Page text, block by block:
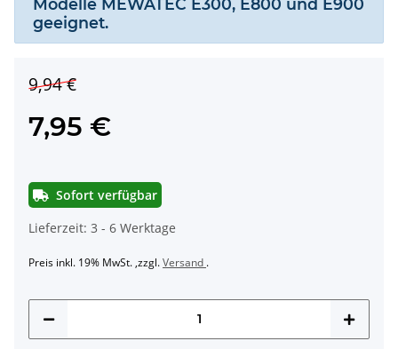
Modelle MEWATEC E300, E800 und E900
geeignet.
9,94 €
7,95 €
Sofort verfügbar
Lieferzeit: 3 - 6 Werktage
Preis inkl. 19% MwSt. ,zzgl.Versand .